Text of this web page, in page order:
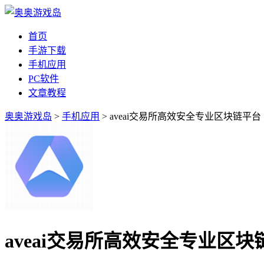
首页
手游下载
手机应用
PC软件
文章教程
奥奥游戏岛 > 手机应用 > aveai交易所高效安全专业区块链平台
aveai交易所高效安全专业区块